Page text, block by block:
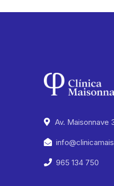
Av. Maisonnave
965 134 750